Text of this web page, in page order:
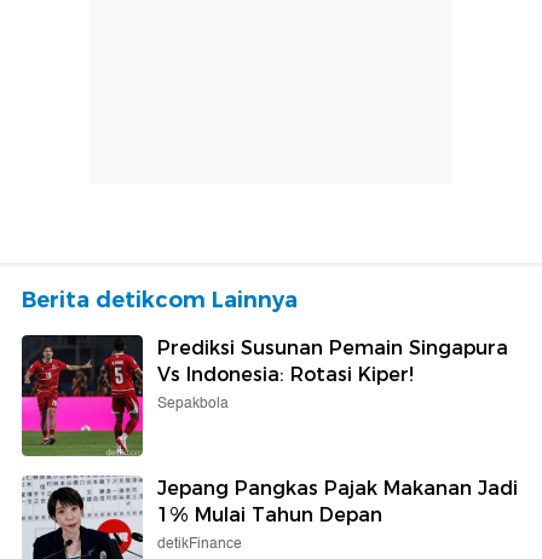
Berita detikcom Lainnya
Prediksi Susunan Pemain Singapura
Vs Indonesia: Rotasi Kiper!
Sepakbola
Jepang Pangkas Pajak Makanan Jadi
1% Mulai Tahun Depan
detikFinance